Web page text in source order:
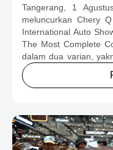
OTOMOTIF
MULAI RP239,9
Tangerang, 1
meluncurkan Chery
International Auto
The Most Complete
dalam dua varian,
untuk
preferensi konsumen